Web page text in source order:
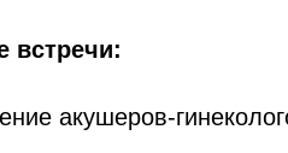
встречи:
акушеров-